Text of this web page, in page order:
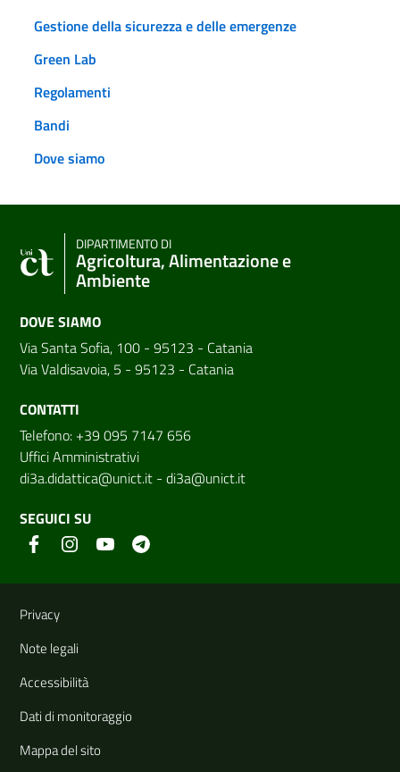
Gestione della sicurezza e delle emergenze
Green Lab
Regolamenti
Bandi
Dove siamo
DIPARTIMENTO DI
Agricoltura, Alimentazione e
Ambiente
DOVE SIAMO
Via Santa Sofia, 100 - 95123 - Catania
Via Valdisavoia, 5 - 95123 - Catania
CONTATTI
Telefono: +39 095 7147 656
Uffici Amministrativi
di3a.didattica@unict.it - di3a@unict.it
SEGUICI SU
Link e informazioni utili
Privacy
Note legali
Accessibilità
Dati di monitoraggio
Mappa del sito